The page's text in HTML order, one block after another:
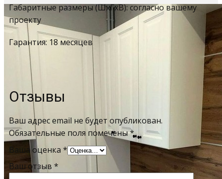
Габаритные размеры (ШхГхВ): согласно вашему
проекту
Гарантия: 18 месяцев
Отзывы
Ваш адрес email не будет опубликован.
Обязательные поля помечены*
Ваша оценка *
Ваш отзыв *